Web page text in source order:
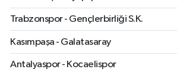
Trabzonspor - Gençlerbirliği S.K.
Kasımpaşa - Galatasaray
Antalyaspor - Kocaelispor